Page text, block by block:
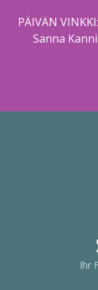
PÄIVÄN
Sanna
Ihr